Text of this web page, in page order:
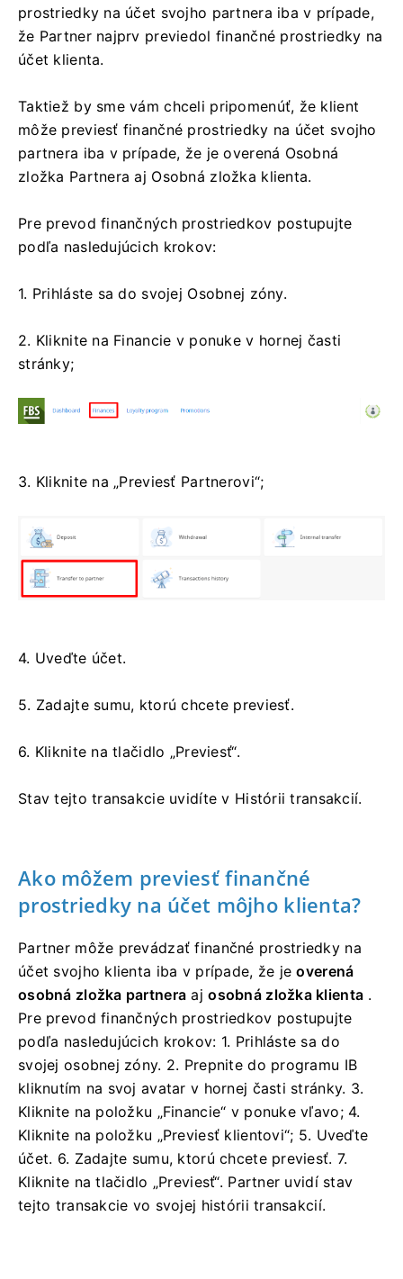
prostriedky na účet svojho partnera iba v prípade,
že Partner najprv previedol finančné prostriedky na
účet klienta.
Taktiež by sme vám chceli pripomenúť, že klient
môže previesť finančné prostriedky na účet svojho
partnera iba v prípade, že je overená Osobná
zložka Partnera aj Osobná zložka klienta.
Pre prevod finančných prostriedkov postupujte
podľa nasledujúcich krokov:
1. Prihláste sa do svojej Osobnej zóny.
2. Kliknite na Financie v ponuke v hornej časti
stránky;
3. Kliknite na „Previesť Partnerovi“;
4. Uveďte účet.
5. Zadajte sumu, ktorú chcete previesť.
6. Kliknite na tlačidlo „Previesť“.
Stav tejto transakcie uvidíte v Histórii transakcií.
Ako môžem previesť finančné
prostriedky na účet môjho klienta?
Partner môže prevádzať finančné prostriedky na
účet svojho klienta iba v prípade, že jeoverená
osobná zložka partnera ajosobná zložka klienta .
Pre prevod finančných prostriedkov postupujte
podľa nasledujúcich krokov: 1. Prihláste sa do
svojej osobnej zóny. 2. Prepnite do programu IB
kliknutím na svoj avatar v hornej časti stránky. 3.
Kliknite na položku „Financie“ v ponuke vľavo; 4.
Kliknite na položku „Previesť klientovi“; 5. Uveďte
účet. 6. Zadajte sumu, ktorú chcete previesť. 7.
Kliknite na tlačidlo „Previesť“. Partner uvidí stav
tejto transakcie vo svojej histórii transakcií.